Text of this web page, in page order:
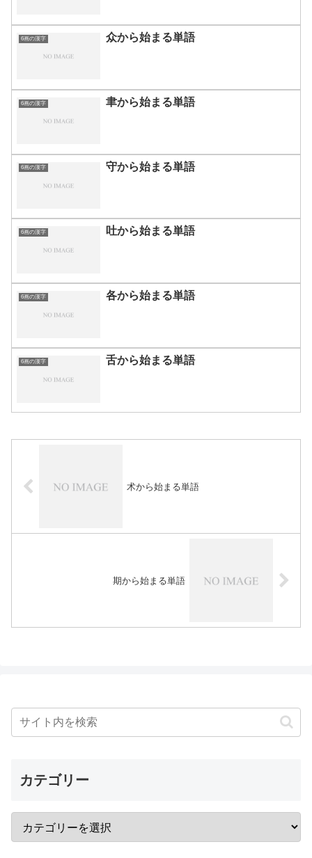
6画の漢字 众から始まる単語
6画の漢字 聿から始まる単語
6画の漢字 守から始まる単語
6画の漢字 吐から始まる単語
6画の漢字 各から始まる単語
6画の漢字 舌から始まる単語
术から始まる単語
期から始まる単語
カテゴリー